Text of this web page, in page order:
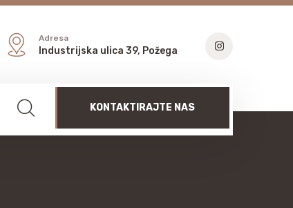
Adresa
Industrijska ulica 39, Požega
KONTAKTIRAJTE NAS